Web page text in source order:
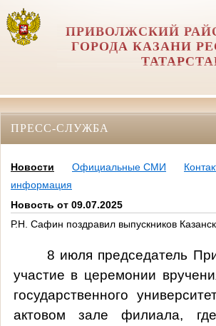
ПРИВОЛЖСКИЙ
ГОРОДА КАЗАНИ
ПРЕСС-СЛУЖБА
Новости Официальные СМИ
информация
Новость от 09.07.2025
Р.Н. Сафин поздравил выпускников
8 июля председатель
участие в церемонии
государственного
актовом зале филиала,